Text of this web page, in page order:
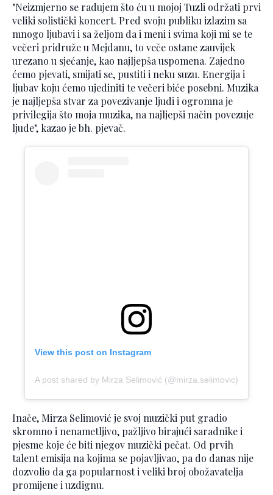
"Neizmjerno se radujem što ću u mojoj Tuzli održati prvi
veliki solistički koncert. Pred svoju publiku izlazim sa
mnogo ljubavi i sa željom da i meni i svima koji mi se te
večeri pridruže u Mejdanu, to veče ostane zauvijek
urezano u sjećanje, kao najljepša uspomena. Zajedno
ćemo pjevati, smijati se, pustiti i neku suzu. Energija i
ljubav koju ćemo ujediniti te večeri biće posebni. Muzika
je najljepša stvar za povezivanje ljudi i ogromna je
privilegija što moja muzika, na najljepši način povezuje
ljude", kazao je bh. pjevač.
View this post on Instagram
A post shared by Mirza Selimović (@mirza.selimovic)
Inače, Mirza Selimović je svoj muzički put gradio
skromno i nenametljivo, pažljivo birajući saradnike i
pjesme koje će biti njegov muzički pečat. Od prvih
talent emisija na kojima se pojavljivao, pa do danas nije
dozvolio da ga popularnost i veliki broj obožavatelja
promijene i uzdignu.